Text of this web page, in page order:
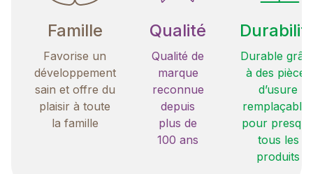
Famille
Favorise un
développement
sain et offre du
plaisir à toute
la famille
Qualité
Qualité de
marque
reconnue
depuis
plus de
100 ans
Durable
à des pièces
d’usure
remplaçables
pour
tous les
produits